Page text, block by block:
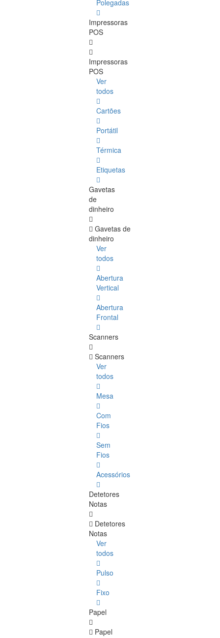
Polegadas
Impressoras
POS
Impressoras
POS
Ver
todos
Cartões
Portátil
Térmica
Etiquetas
Gavetas
de
dinheiro
Gavetas de
dinheiro
Ver
todos
Abertura
Vertical
Abertura
Frontal
Scanners
Scanners
Ver
todos
Mesa
Com
Fios
Sem
Fios
Acessórios
Detetores
Notas
Detetores
Notas
Ver
todos
Pulso
Fixo
Papel
Papel